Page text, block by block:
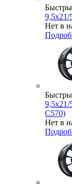
9,5x21/
Нет в
9,5x21/
C570)
Нет в